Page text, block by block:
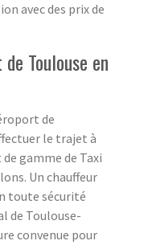
avec des prix de
Toulouse en
de
le trajet à
gamme de Taxi
Un chauffeur
toute sécurité
de Toulouse-
convenue pour